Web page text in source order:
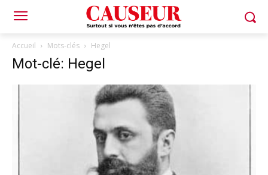
Accueil Mots-clés Hegel
Mot-clé: Hegel